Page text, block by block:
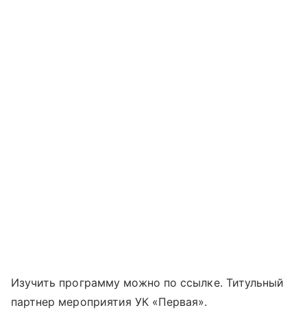
Изучить программу можно по ссылке. Титульный
партнер мероприятия УК «Первая».